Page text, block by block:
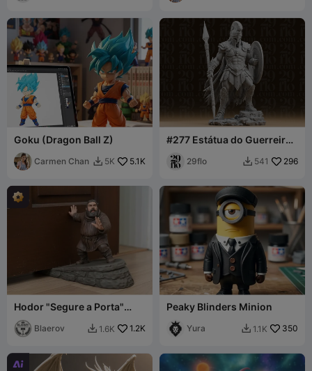
Goku (Dragon Ball Z)
Carmen Chan  5K 5.1K
#277 Estátua do Guerreiro
29flo  541 296
Hodor "Segure a Porta"
Calço de Porta
Blaerov  1.6K 1.2K
Peaky Blinders Minion
Yura  1.1K 350
